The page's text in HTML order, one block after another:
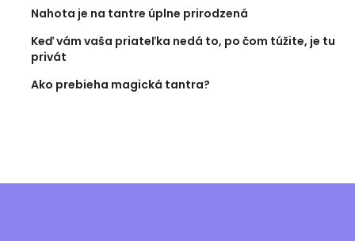
Nahota je na tantre úplne prirodzená
Keď vám vaša priateľka nedá to, po čom túžite, je tu
privát
Ako prebieha magická tantra?